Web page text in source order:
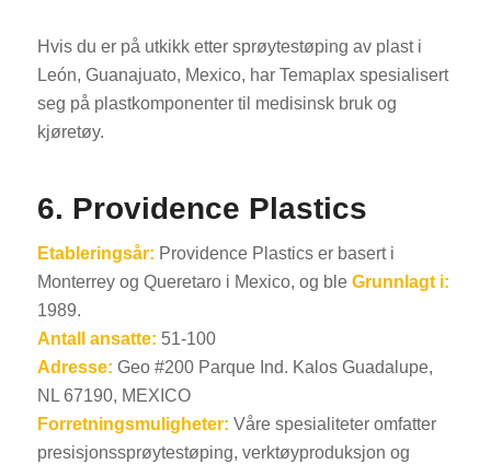
Hvis du er på utkikk etter sprøytestøping av plast i
León, Guanajuato, Mexico, har Temaplax spesialisert
seg på plastkomponenter til medisinsk bruk og
kjøretøy.
6. Providence Plastics
Etableringsår: Providence Plastics er basert i
Monterrey og Queretaro i Mexico, og ble Grunnlagt i:
1989.
Antall ansatte: 51-100
Adresse: Geo #200 Parque Ind. Kalos Guadalupe,
NL 67190, MEXICO
Forretningsmuligheter: Våre spesialiteter omfatter
presisjonssprøytestøping, verktøyproduksjon og